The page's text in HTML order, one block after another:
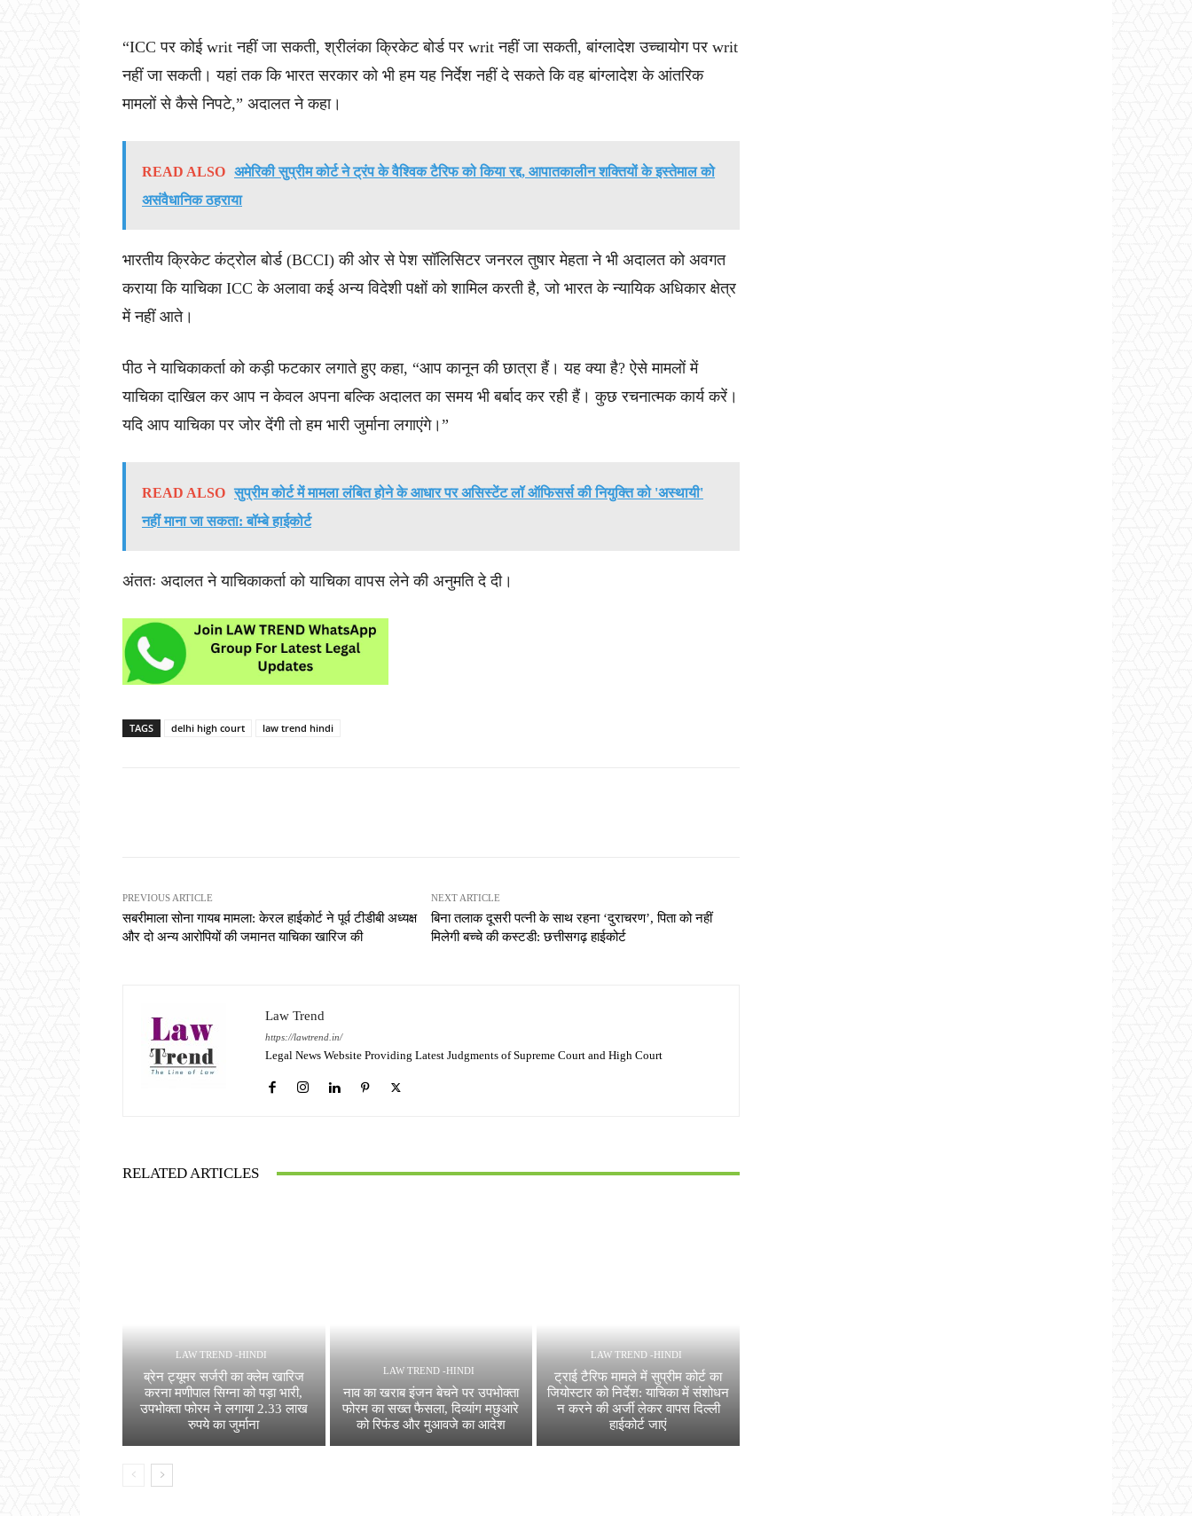
“ICC पर कोई writ नहीं जा सकती, श्रीलंका क्रिकेट बोर्ड पर writ नहीं जा सकती, बांग्लादेश उच्चायोग पर writ
नहीं जा सकती। यहां तक कि भारत सरकार को भी हम यह निर्देश नहीं दे सकते कि वह बांग्लादेश के आंतरिक
मामलों से कैसे निपटे,” अदालत ने कहा।
READ ALSO अमेरिकी सुप्रीम कोर्ट ने ट्रंप के वैश्विक टैरिफ को किया रद्द, आपातकालीन शक्तियों के इस्तेमाल को
असंवैधानिक ठहराया
भारतीय क्रिकेट कंट्रोल बोर्ड (BCCI) की ओर से पेश सॉलिसिटर जनरल तुषार मेहता ने भी अदालत को अवगत
कराया कि याचिका ICC के अलावा कई अन्य विदेशी पक्षों को शामिल करती है, जो भारत के न्यायिक अधिकार क्षेत्र
में नहीं आते।
पीठ ने याचिकाकर्ता को कड़ी फटकार लगाते हुए कहा, “आप कानून की छात्रा हैं। यह क्या है? ऐसे मामलों में
याचिका दाखिल कर आप न केवल अपना बल्कि अदालत का समय भी बर्बाद कर रही हैं। कुछ रचनात्मक कार्य करें।
यदि आप याचिका पर जोर देंगी तो हम भारी जुर्माना लगाएंगे।”
READ ALSO सुप्रीम कोर्ट में मामला लंबित होने के आधार पर असिस्टेंट लॉ ऑफिसर्स की नियुक्ति को 'अस्थायी'
नहीं माना जा सकता: बॉम्बे हाईकोर्ट
अंततः अदालत ने याचिकाकर्ता को याचिका वापस लेने की अनुमति दे दी।
TAGS delhi high court law trend hindi
PREVIOUS ARTICLE
सबरीमाला सोना गायब मामला: केरल हाईकोर्ट ने पूर्व टीडीबी अध्यक्ष
और दो अन्य आरोपियों की जमानत याचिका खारिज की
NEXT ARTICLE
बिना तलाक दूसरी पत्नी के साथ रहना ‘दुराचरण’, पिता को नहीं
मिलेगी बच्चे की कस्टडी: छत्तीसगढ़ हाईकोर्ट
Law Trend
https://lawtrend.in/
Legal News Website Providing Latest Judgments of Supreme Court and High Court
RELATED ARTICLES
LAW TREND -HINDI
ब्रेन ट्यूमर सर्जरी का क्लेम खारिज
करना मणीपाल सिग्ना को पड़ा भारी,
उपभोक्ता फोरम ने लगाया 2.33 लाख
रुपये का जुर्माना
LAW TREND -HINDI
नाव का खराब इंजन बेचने पर उपभोक्ता
फोरम का सख्त फैसला, दिव्यांग मछुआरे
को रिफंड और मुआवजे का आदेश
LAW TREND -HINDI
ट्राई टैरिफ मामले में सुप्रीम कोर्ट का
जियोस्टार को निर्देश: याचिका में संशोधन
न करने की अर्जी लेकर वापस दिल्ली
हाईकोर्ट जाएं